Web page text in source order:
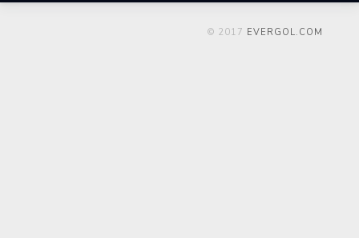
© 2017 EVERGOL.COM